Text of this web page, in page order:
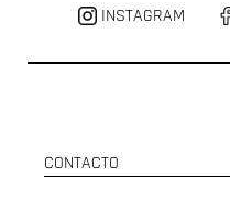
INSTAGRAM
CONTACTO